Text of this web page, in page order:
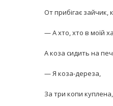
От прибігає зайчик,
— А хто, хто в моїй
А коза сидить на
— Я коза-дереза,
За три копи куплена,